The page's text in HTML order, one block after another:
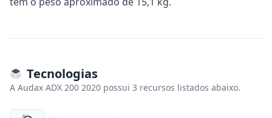
Tecnologias
A Audax ADX 200 2020 possui 3 recursos listados abaixo.